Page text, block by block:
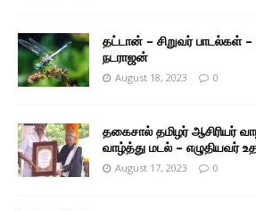
தட்டான் – சிறுவர் பாடல்கள் –
நடராஜன்
August 18, 2023 0
தகைசால் தமிழர் ஆசிரியர்
வாழ்த்து மடல் – எழுதியவர்
August 17, 2023 0